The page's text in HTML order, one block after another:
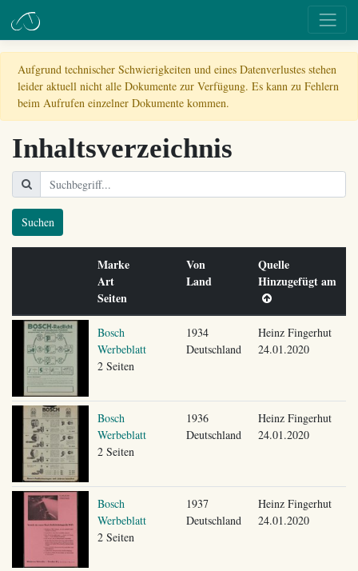
Aufgrund technischer Schwierigkeiten und eines Datenverlustes stehen
leider aktuell nicht alle Dokumente zur Verfügung. Es kann zu Fehlern
beim Aufrufen einzelner Dokumente kommen.
Inhaltsverzeichnis
Suchen
Marke
Art
Seiten
Von
Land
Quelle
Hinzugefügt am
Bosch
Werbeblatt
2 Seiten
1934
Deutschland
Heinz Fingerhut
24.01.2020
Bosch
Werbeblatt
2 Seiten
1936
Deutschland
Heinz Fingerhut
24.01.2020
Bosch
Werbeblatt
2 Seiten
1937
Deutschland
Heinz Fingerhut
24.01.2020